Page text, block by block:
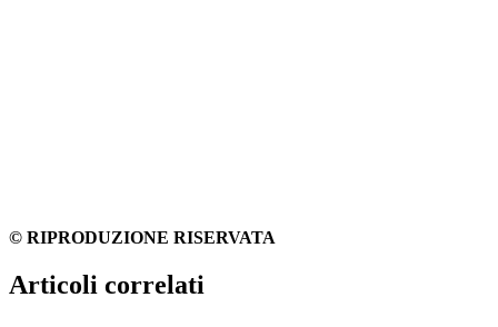
© RIPRODUZIONE RISERVATA
Articoli correlati